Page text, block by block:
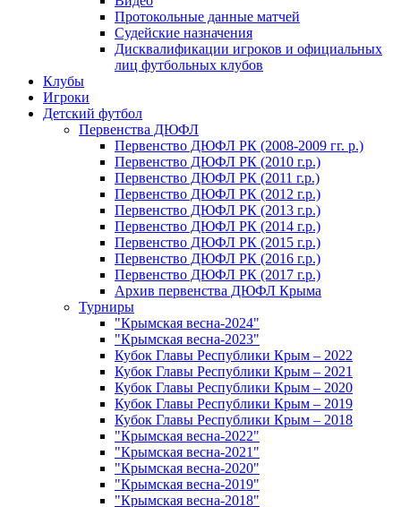
Протокольные данные матчей
Судейские назначения
Дисквалификации игроков и официальных
лиц футбольных клубов
Клубы
Игроки
Детский футбол
Первенства ДЮФЛ
Первенство ДЮФЛ РК (2008-2009 гг. р.)
Первенство ДЮФЛ РК (2010 г.р.)
Первенство ДЮФЛ РК (2011 г.р.)
Первенство ДЮФЛ РК (2012 г.р.)
Первенство ДЮФЛ РК (2013 г.р.)
Первенство ДЮФЛ РК (2014 г.р.)
Первенство ДЮФЛ РК (2015 г.р.)
Первенство ДЮФЛ РК (2016 г.р.)
Первенство ДЮФЛ РК (2017 г.р.)
Архив первенства ДЮФЛ Крыма
Турниры
"Крымская весна-2024"
"Крымская весна-2023"
Кубок Главы Республики Крым – 2022
Кубок Главы Республики Крым – 2021
Кубок Главы Республики Крым – 2020
Кубок Главы Республики Крым – 2019
Кубок Главы Республики Крым – 2018
"Крымская весна-2022"
"Крымская весна-2021"
"Крымская весна-2020"
"Крымская весна-2019"
"Крымская весна-2018"